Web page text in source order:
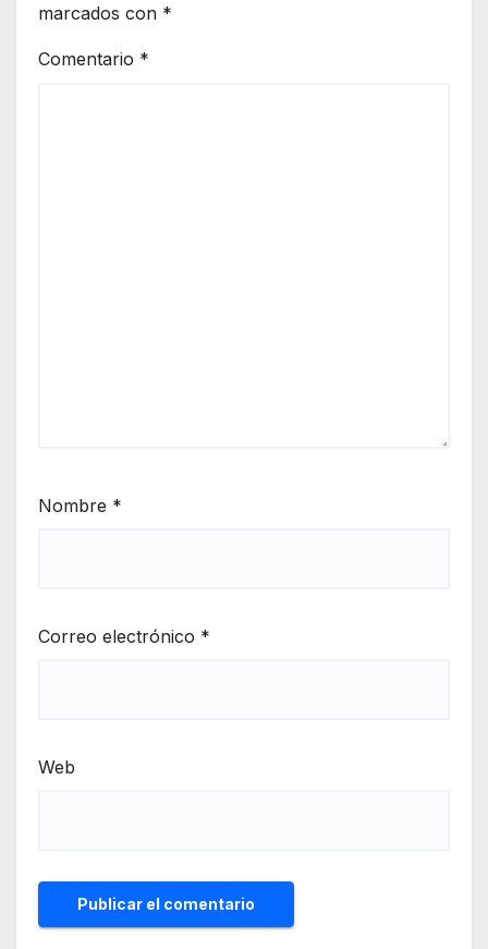
marcados con *
Comentario *
Nombre *
Correo electrónico *
Web